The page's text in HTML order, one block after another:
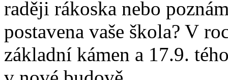
raději rákoska nebo
postavena vaše škola? V
základní kámen a 17.9.